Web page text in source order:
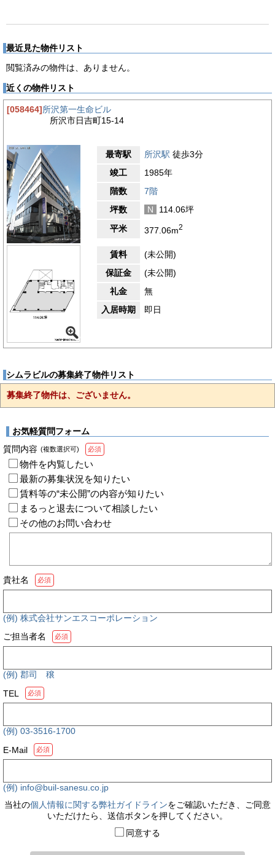
最近見た物件リスト
閲覧済みの物件は、ありません。
近くの物件リスト
[058464]所沢第一生命ビル
所沢市日吉町15-14
最寄駅 所沢駅 徒歩3分
竣工
1985年
階数
7階
坪数
N
114.06坪
平米
377.06m2
賃料
(未公開)
保証金
(未公開)
礼金
無
入居時期
即日
シムラビルの募集終了物件リスト
募集終了物件は、ございません。
お気軽質問フォーム
質問内容 (複数選択可) 必須
物件を内覧したい
最新の募集状況を知りたい
賃料等の“未公開”の内容が知りたい
まるっと退去について相談したい
その他のお問い合わせ
貴社名 必須
(例) 株式会社サンエスコーポレーション
ご担当者名
必須
(例) 郡司 穣
TEL
必須
(例) 03-3516-1700
E-Mail
必須
(例) info@buil-sanesu.co.jp
当社の個人情報に関する弊社ガイドラインをご確認いただき、ご同意
いただけたら、送信ボタンを押してください。
同意する